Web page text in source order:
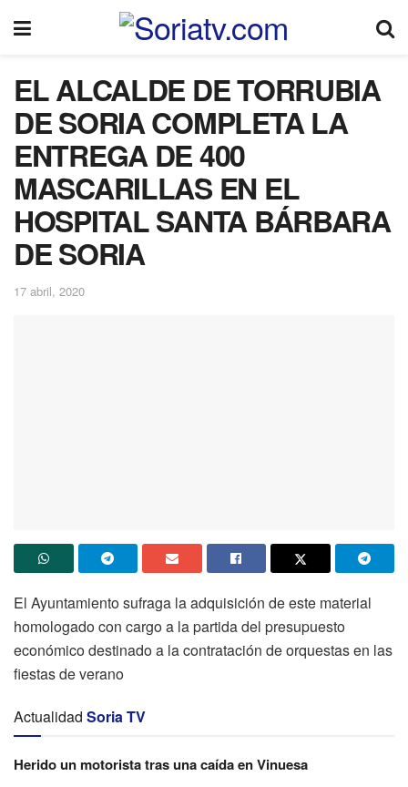
EL ALCALDE DE TORRUBIA
DE SORIA COMPLETA LA
ENTREGA DE 400
MASCARILLAS EN EL
HOSPITAL SANTA BÁRBARA
DE SORIA
17 abril, 2020
El Ayuntamiento sufraga la adquisición de este material
homologado con cargo a la partida del presupuesto
económico destinado a la contratación de orquestas en las
fiestas de verano
Actualidad Soria TV
Herido un motorista tras una caída en Vinuesa